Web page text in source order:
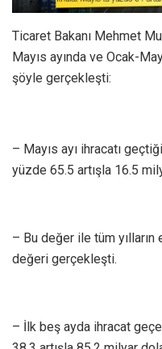
Ticaret Bakanı Mehmet
Mayıs ayında ve Ocak-
şöyle gerçekleşti:
– Mayıs ayı ihracatı
yüzde 65.5 artışla 16.5
– Bu değer ile tüm
değeri gerçekleşti.
– İlk beş ayda ihracat